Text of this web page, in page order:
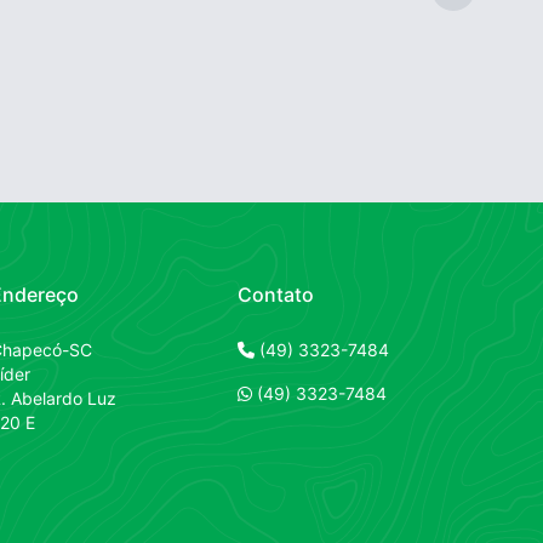
SC
Abelardo Luz
E
Contato
(49) 3323-7484Contato
(49) 3323-7484Contato